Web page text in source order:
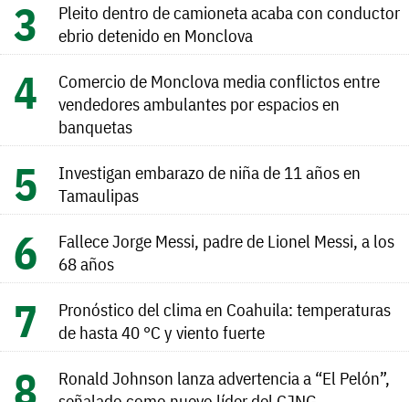
Pleito dentro de camioneta acaba con conductor
ebrio detenido en Monclova
Comercio de Monclova media conflictos entre
vendedores ambulantes por espacios en
banquetas
Investigan embarazo de niña de 11 años en
Tamaulipas
Fallece Jorge Messi, padre de Lionel Messi, a los
68 años
Pronóstico del clima en Coahuila: temperaturas
de hasta 40 °C y viento fuerte
Ronald Johnson lanza advertencia a “El Pelón”,